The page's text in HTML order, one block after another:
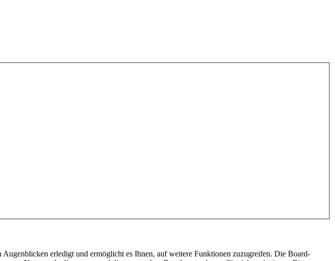
erledigt und ermöglicht es Ihnen, auf weitere Funktionen zuzugreifen. Die Board-